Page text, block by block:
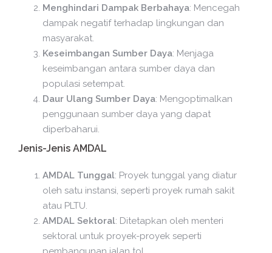
Menghindari Dampak Berbahaya: Mencegah
dampak negatif terhadap lingkungan dan
masyarakat.
Keseimbangan Sumber Daya: Menjaga
keseimbangan antara sumber daya dan
populasi setempat.
Daur Ulang Sumber Daya: Mengoptimalkan
penggunaan sumber daya yang dapat
diperbaharui.
Jenis-Jenis AMDAL
AMDAL Tunggal: Proyek tunggal yang diatur
oleh satu instansi, seperti proyek rumah sakit
atau PLTU.
AMDAL Sektoral: Ditetapkan oleh menteri
sektoral untuk proyek-proyek seperti